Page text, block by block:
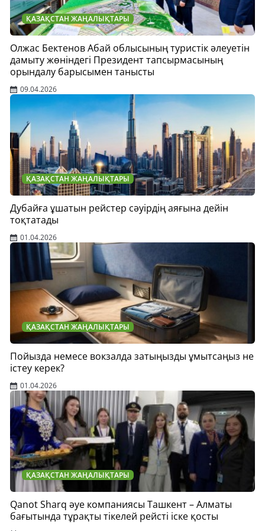
ҚАЗАҚСТАН ЖАҢАЛЫҚТАРЫ
Олжас Бектенов Абай облысының туристік әлеуетін
дамыту жөніндегі Президент тапсырмасының
орындалу барысымен танысты
09.04.2026
ҚАЗАҚСТАН ЖАҢАЛЫҚТАРЫ
Дубайға ұшатын рейстер сәуірдің аяғына дейін
тоқтатады
01.04.2026
ҚАЗАҚСТАН ЖАҢАЛЫҚТАРЫ
Пойызда немесе вокзалда затыңызды ұмытсаңыз не
істеу керек?
01.04.2026
ҚАЗАҚСТАН ЖАҢАЛЫҚТАРЫ
Qanot Sharq әуе компаниясы Ташкент – Алматы
бағытында тұрақты тікелей рейсті іске қосты